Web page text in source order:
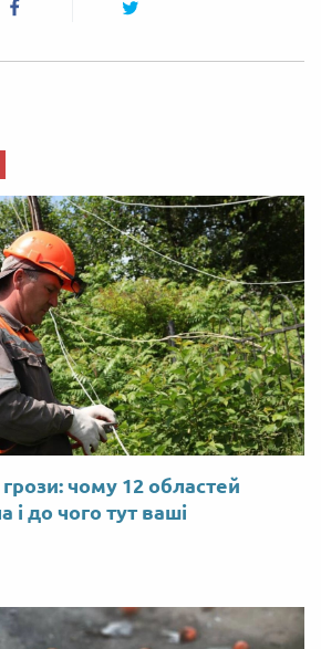
чому 12 областей
і до чого тут ваші